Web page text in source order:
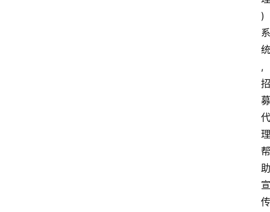
)
系
统
,
招
募
代
理
帮
助
宣
传